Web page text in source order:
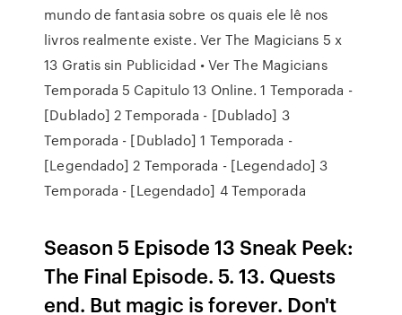
mundo de fantasia sobre os quais ele lê nos
livros realmente existe. Ver The Magicians 5 x
13 Gratis sin Publicidad • Ver The Magicians
Temporada 5 Capitulo 13 Online. 1 Temporada -
[Dublado] 2 Temporada - [Dublado] 3
Temporada - [Dublado] 1 Temporada -
[Legendado] 2 Temporada - [Legendado] 3
Temporada - [Legendado] 4 Temporada
Season 5 Episode 13 Sneak Peek:
The Final Episode. 5. 13. Quests
end. But magic is forever. Don't